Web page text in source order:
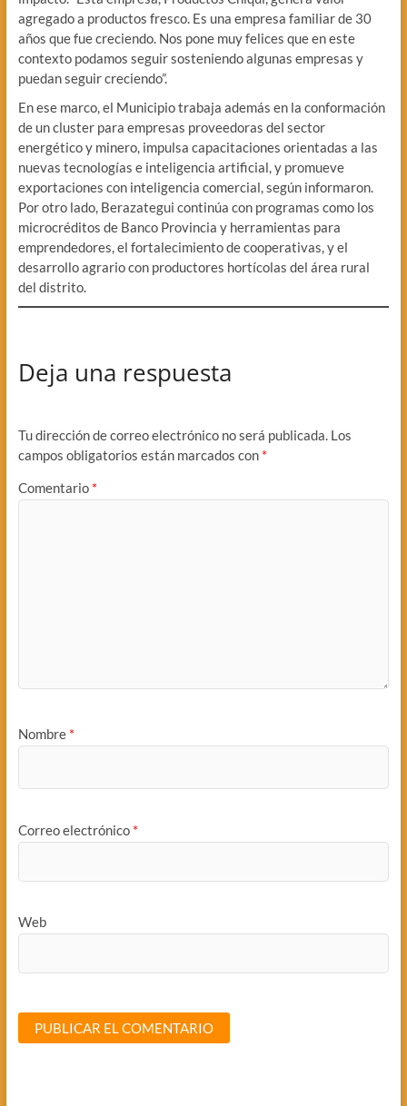
agregado a productos fresco. Es una empresa familiar de 30
años que fue creciendo. Nos pone muy felices que en este
contexto podamos seguir sosteniendo algunas empresas y
puedan seguir creciendo”.
En ese marco, el Municipio trabaja además en la conformación
de un cluster para empresas proveedoras del sector
energético y minero, impulsa capacitaciones orientadas a las
nuevas tecnologías e inteligencia artificial, y promueve
exportaciones con inteligencia comercial, según informaron.
Por otro lado, Berazategui continúa con programas como los
microcréditos de Banco Provincia y herramientas para
emprendedores, el fortalecimiento de cooperativas, y el
desarrollo agrario con productores hortícolas del área rural
del distrito.
Deja una respuesta
Tu dirección de correo electrónico no será publicada. Los
campos obligatorios están marcados con *
Comentario *
Nombre *
Correo electrónico *
Web